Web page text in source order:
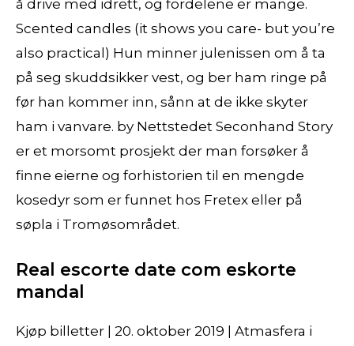
å drive med idrett, og fordelene er mange.
Scented candles (it shows you care- but you’re
also practical) Hun minner julenissen om å ta
på seg skuddsikker vest, og ber ham ringe på
før han kommer inn, sånn at de ikke skyter
ham i vanvare. by Nettstedet Seconhand Story
er et morsomt prosjekt der man forsøker å
finne eierne og forhistorien til en mengde
kosedyr som er funnet hos Fretex eller på
søpla i Tromøsområdet.
Real escorte date com eskorte
mandal
Kjøp billetter | 20. oktober 2019 | Atmasfera i